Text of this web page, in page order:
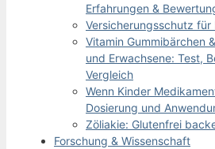
Erfahrungen &
Versicherungsschutz für
Vitamin Gummibärchen
und Erwachsene: Test,
Vergleich
Wenn Kinder
Dosierung und
Zöliakie: Glutenfrei
Forschung & Wissenschaft